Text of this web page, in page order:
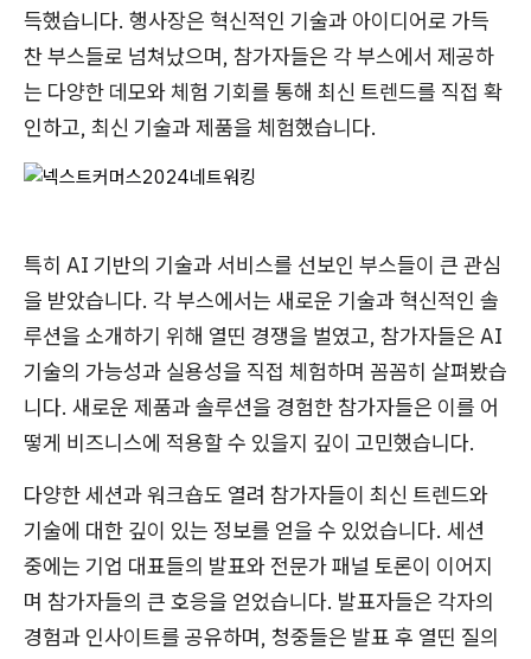
득했습니다. 행사장은 혁신적인 기술과 아이디어로 가득
찬 부스들로 넘쳐났으며, 참가자들은 각 부스에서 제공하
는 다양한 데모와 체험 기회를 통해 최신 트렌드를 직접 확
인하고, 최신 기술과 제품을 체험했습니다.
특히 AI 기반의 기술과 서비스를 선보인 부스들이 큰 관심
을 받았습니다. 각 부스에서는 새로운 기술과 혁신적인 솔
루션을 소개하기 위해 열띤 경쟁을 벌였고, 참가자들은 AI
기술의 가능성과 실용성을 직접 체험하며 꼼꼼히 살펴봤습
니다. 새로운 제품과 솔루션을 경험한 참가자들은 이를 어
떻게 비즈니스에 적용할 수 있을지 깊이 고민했습니다.
다양한 세션과 워크숍도 열려 참가자들이 최신 트렌드와
기술에 대한 깊이 있는 정보를 얻을 수 있었습니다. 세션
중에는 기업 대표들의 발표와 전문가 패널 토론이 이어지
며 참가자들의 큰 호응을 얻었습니다. 발표자들은 각자의
경험과 인사이트를 공유하며, 청중들은 발표 후 열띤 질의